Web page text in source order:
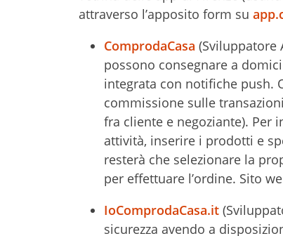
attraverso l’apposito form su
ComprodaCasa (Sviluppatore
possono consegnare a
integrata con notifiche push.
commissione sulle
fra cliente e negoziante). Per
attività, inserire i prodotti e
resterà che selezionare la
per effettuare l’ordine. Sito
IoComprodaCasa.it
sicurezza avendo a